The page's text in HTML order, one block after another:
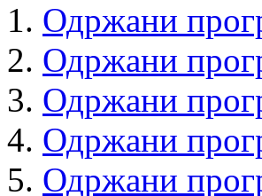
Одржани
Одржани
Одржани
Одржани
Одржани